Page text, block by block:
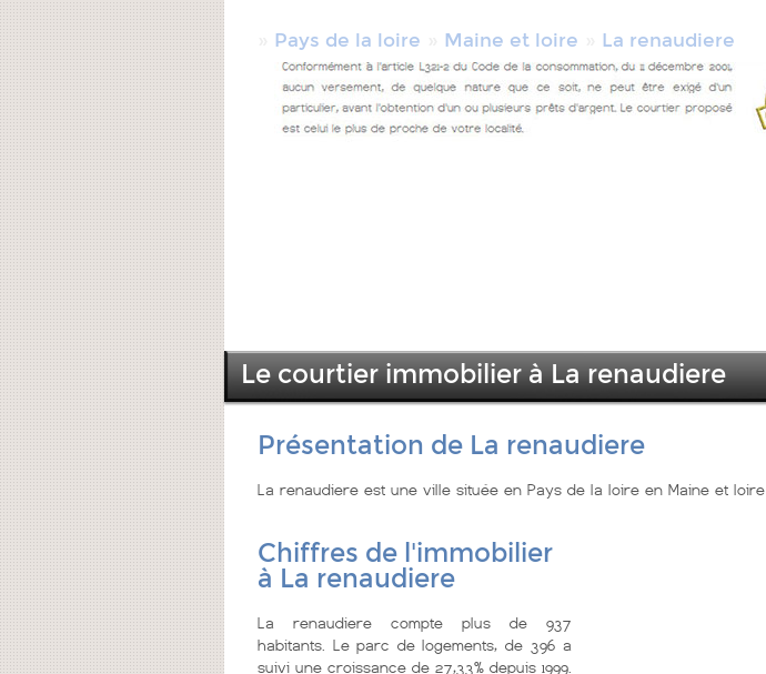
Pays de la loire Maine et loire La renaudiere
Le courtier immobilier à La renaudiere
Présentation de La renaudiere
La renaudiere est une ville située en Pays de la loire en Maine et loire
Chiffres de l'immobilier
à La renaudiere
La renaudiere compte plus de 937
habitants. Le parc de logements, de 396 a
suivi une croissance de 27,33% depuis 1999.